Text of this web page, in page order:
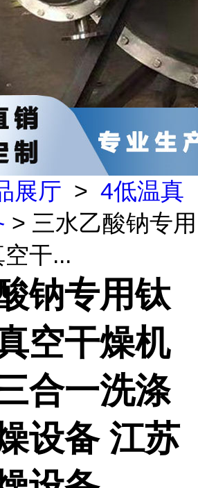
展厅 > 4低温真
> 三水乙酸钠专用
干...
钠专用钛
空干燥机
合一洗涤
设备 江苏